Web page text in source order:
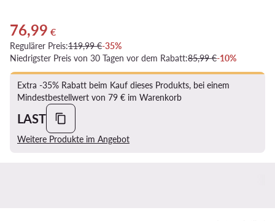
Aktueller Preis 76,99 €
76,99 €
Regulärer Preis:119,99 €-35%
Niedrigster Preis von 30 Tagen vor dem Rabatt:85,99 €-10%
Extra -35% Rabatt beim Kauf dieses Produkts, bei einem
Mindestbestellwert von 79 € im Warenkorb
LAST
Weitere Produkte im Angebot